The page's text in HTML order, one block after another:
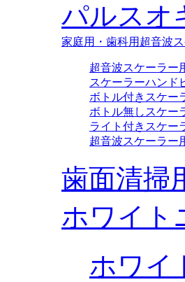
パルスオ
家庭用・歯科用超音波
超音波スケーラー
スケーラーハンド
ボトル付きスケー
ボトル無しスケー
ライト付きスケー
超音波スケーラー
歯面清掃
ホワイト
ホワイ